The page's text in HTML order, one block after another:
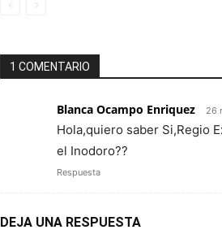
1 COMENTARIO
Blanca Ocampo Enriquez 26
Hola,quiero saber Si,Regio
el Inodoro??
Respuesta
DEJA UNA RESPUESTA